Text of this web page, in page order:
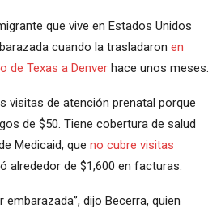
que vive en Estados Unidos
cuando la trasladaron en
de Texas a Denver hace unos meses.
visitas de atención prenatal porque
de $50. Tiene cobertura de salud
Medicaid, que no cubre visitas
alrededor de $1,600 en facturas.
embarazada”, dijo Becerra, quien